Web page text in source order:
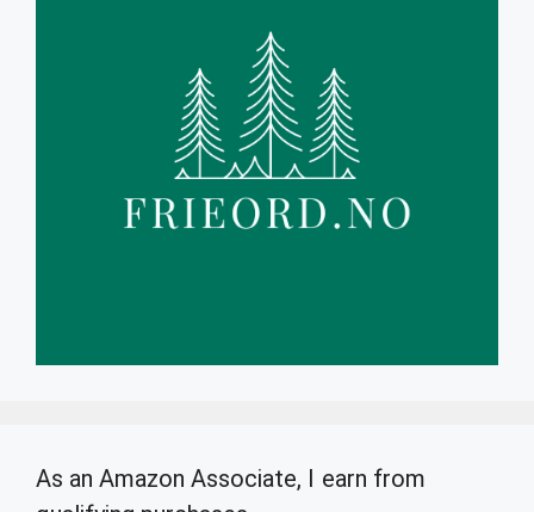
As an Amazon Associate, I earn from